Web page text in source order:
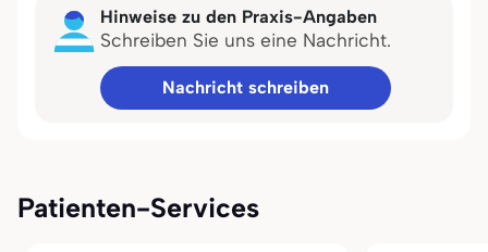
Hinweise zu den Praxis-Angaben
Schreiben Sie uns eine Nachricht.
Nachricht schreiben
Patienten-Services